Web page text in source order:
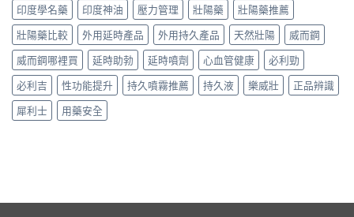
印度學名藥
印度神油 壓力管理 壯陽藥
壯陽藥推薦
壯陽藥比較
外用延時產品 外用持久產品 天然壯陽
威而鋼
威而鋼哪裡買
延時助勃 延時噴劑 心血管健康
必利勁
必利吉
性功能提升 持久噴霧推薦 持久液 樂威壯
正品辨識
犀利士
用藥安全